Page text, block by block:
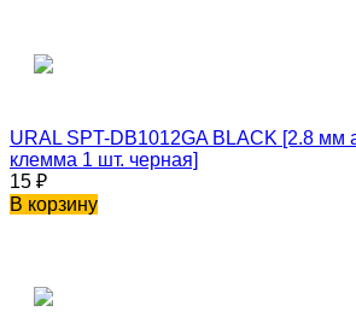
URAL SPT-DB1012GA BLACK [2.8 мм
клемма 1 шт. черная]
15 ₽
В корзину